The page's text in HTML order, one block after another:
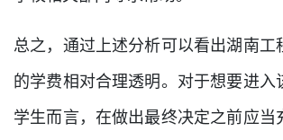
总之，通过上述分析可以看出湖南工
的学费相对合理透明。对于想要进入
学生而言，在做出最终决定之前应当